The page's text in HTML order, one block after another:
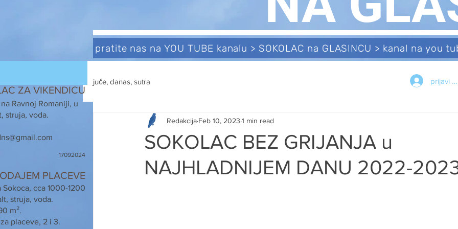
pratite nas na YOU TUBE kanalu > SOKOLAC na GLASINCU > kanal na you
prijavi se
juče, danas, sutra
SOKOLAC BEZ GRIJANJA u
NAJHLADNIJEM DANU 2022-
Redakcija Feb 10, 2023 1 min read
ZA VIKENDICU
Ravnoj Romaniji, u
struja, voda.
17092024
PLACEVE
cca 1000-1200
struja, voda.
m².
placeve, 2 i 3.